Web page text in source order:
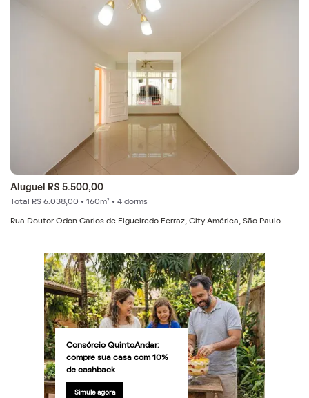
Aluguel R$ 5.500,00
Total R$ 6.038,00 • 160m² • 4 dorms
Rua Doutor Odon Carlos de Figueiredo Ferraz, City América, São Paulo
Consórcio QuintoAndar:
compre sua casa com 10%
de cashback
Simule agora